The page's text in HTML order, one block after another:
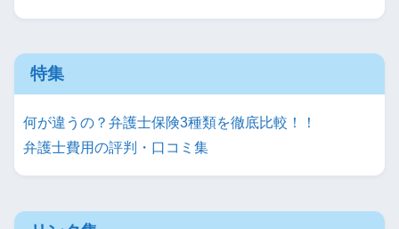
特集
何が違うの？弁護士保険3種類を徹底比較！！
弁護士費用の評判・口コミ集